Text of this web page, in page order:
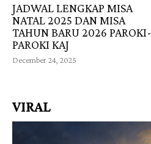
JADWAL LENGKAP MISA
NATAL 2025 DAN MISA
TAHUN BARU 2026 PAROKI-
PAROKI KAJ
December 24, 2025
VIRAL